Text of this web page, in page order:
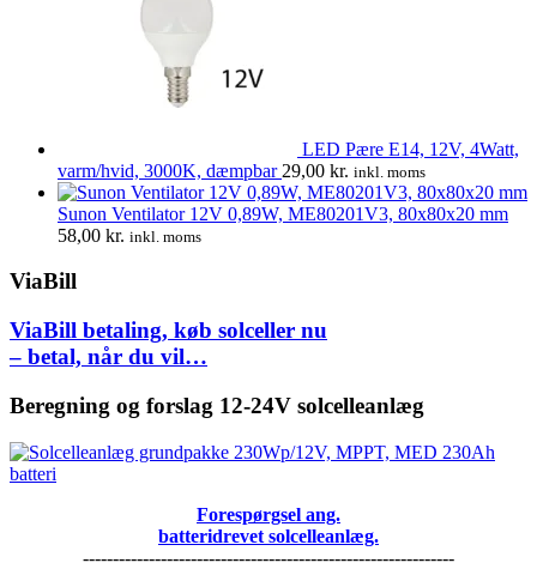
LED Pære E14, 12V, 4Watt,
varm/hvid, 3000K, dæmpbar 29,00 kr. inkl. moms
Sunon Ventilator 12V 0,89W, ME80201V3, 80x80x20 mm
58,00 kr. inkl. moms
ViaBill
ViaBill betaling, køb solceller nu
– betal, når du vil…
Beregning og forslag 12-24V solcelleanlæg
Forespørgsel ang.
batteridrevet solcelleanlæg.
--------------------------------------------------------------